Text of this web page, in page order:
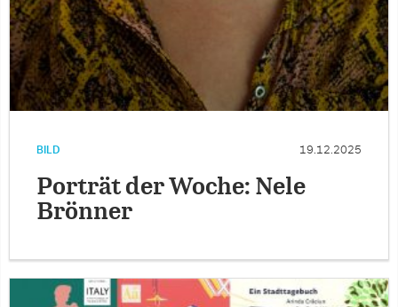
BILD 19.12.2025
Porträt der Woche: Nele
Brönner